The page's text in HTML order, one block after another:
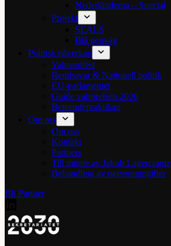
Nederländerna – Special
Projekt
SEALS
Blå genväg
Politisk påverkan
Valmanifest
Remissvar & Nationell politik
EU-parlamentet
Guide valrörelsen 2026
Beteendepraktikan
Om oss
Om oss
Kontakt
Partners
Till minne av Jakob Lagercrantz
Behandling av personuppgifter
Bli Partner